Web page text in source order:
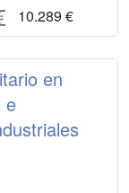
10.289 €
en
e